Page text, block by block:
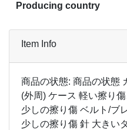
Producing country
Item Info
商品の状態: 商品の状態
(外周) ケース 軽い擦り
少しの擦り傷 ベルト/ブ
少しの擦り傷 針 大きい